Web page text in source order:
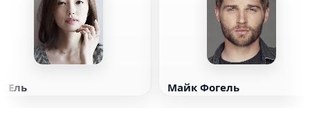
Ель Майк Фогель